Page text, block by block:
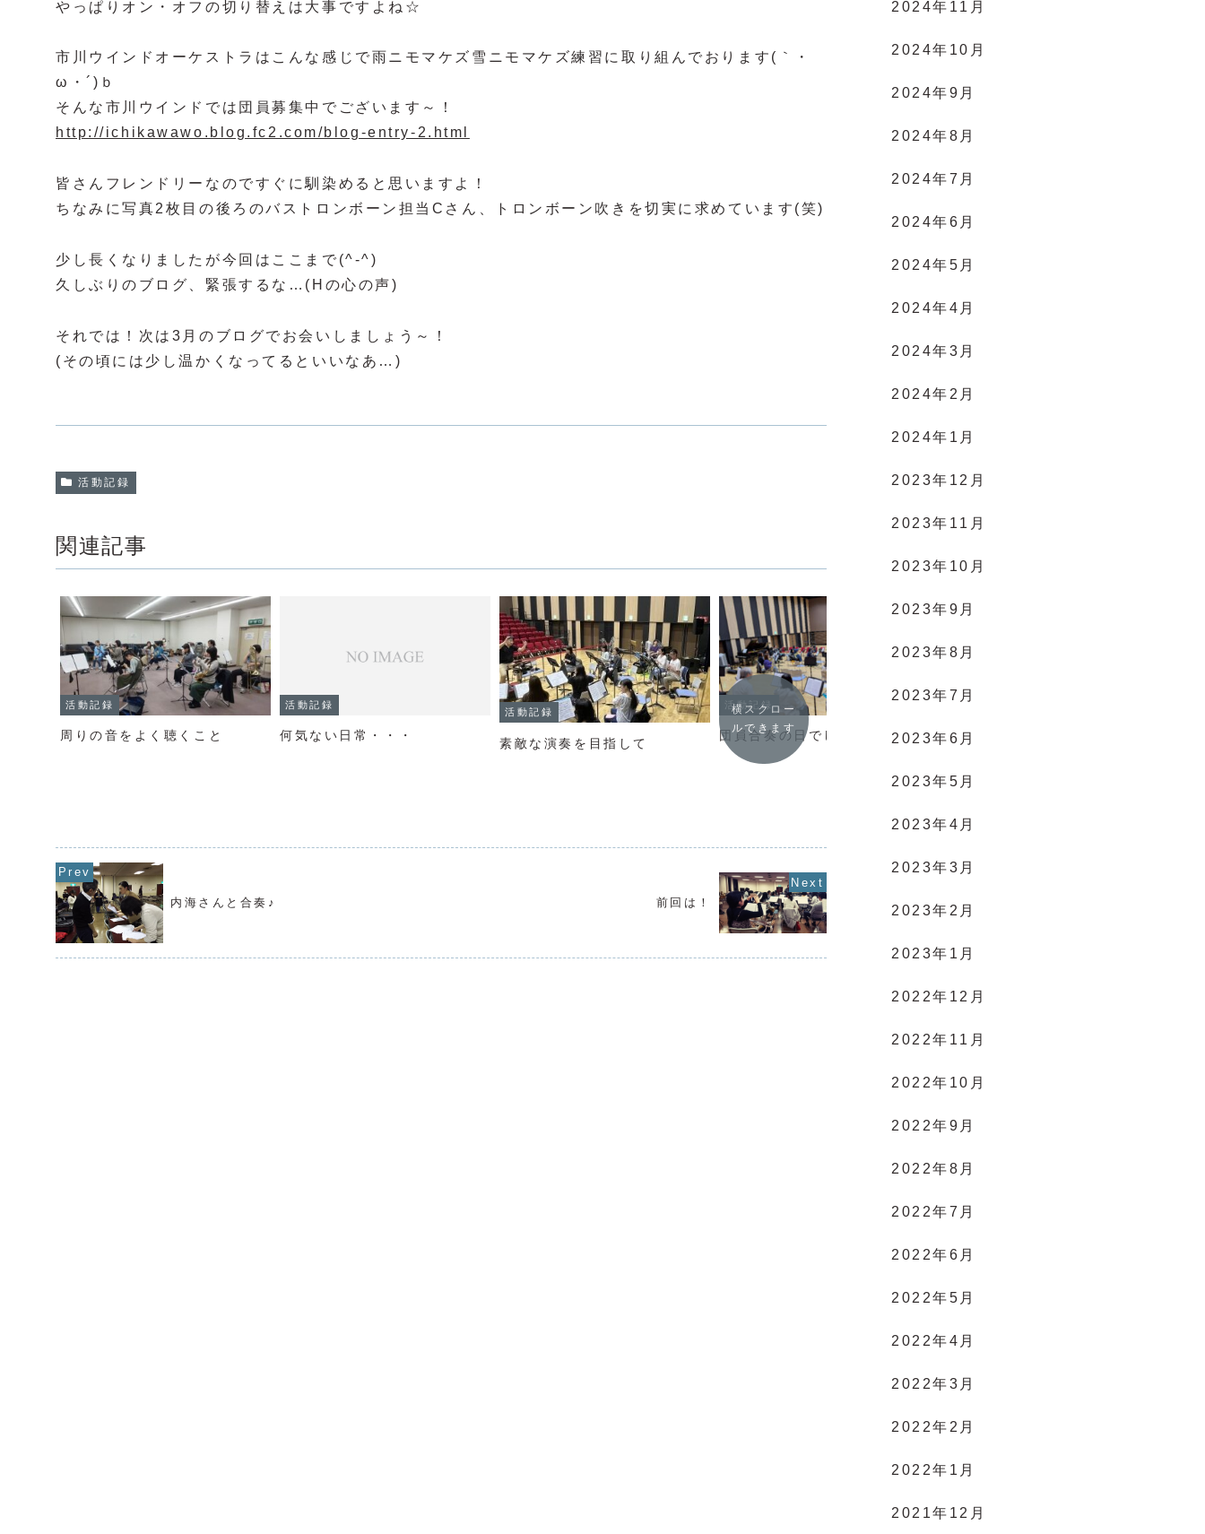
やっぱりオン・オフの切り替えは大事ですよね☆
市川ウインドオーケストラはこんな感じで雨ニモマケズ雪ニモマケズ練習に取り組んでおります(｀・
ω・´)ｂ
そんな市川ウインドでは団員募集中でございます～！
http://ichikawawo.blog.fc2.com/blog-entry-2.html
皆さんフレンドリーなのですぐに馴染めると思いますよ！
ちなみに写真2枚目の後ろのバストロンボーン担当Cさん、トロンボーン吹きを切実に求めています(笑)
少し長くなりましたが今回はここまで(^-^)
久しぶりのブログ、緊張するな…(Hの心の声)
それでは！次は3月のブログでお会いしましょう～！
(その頃には少し温かくなってるといいなあ…)
活動記録
関連記事
活動記録
周りの音をよく聴くこと
活動記録
何気ない日常・・・
活動記録
素敵な演奏を目指して
活動記録
団員合奏の日でした♪
活動記録
ウィンターコンサート
みなさんこんにちは😃こんばんは🌇いつ
も市川ウインドのブログをご覧いただき
ンサート2026を無事に開催することが
できました👏たくさんのみなさまにご来
横スクロー
ルできます
内海さんと合奏♪ 前回は！
2024年11月
2024年10月
2024年9月
2024年8月
2024年7月
2024年6月
2024年5月
2024年4月
2024年3月
2024年2月
2024年1月
2023年12月
2023年11月
2023年10月
2023年9月
2023年8月
2023年7月
2023年6月
2023年5月
2023年4月
2023年3月
2023年2月
2023年1月
2022年12月
2022年11月
2022年10月
2022年9月
2022年8月
2022年7月
2022年6月
2022年5月
2022年4月
2022年3月
2022年2月
2022年1月
2021年12月